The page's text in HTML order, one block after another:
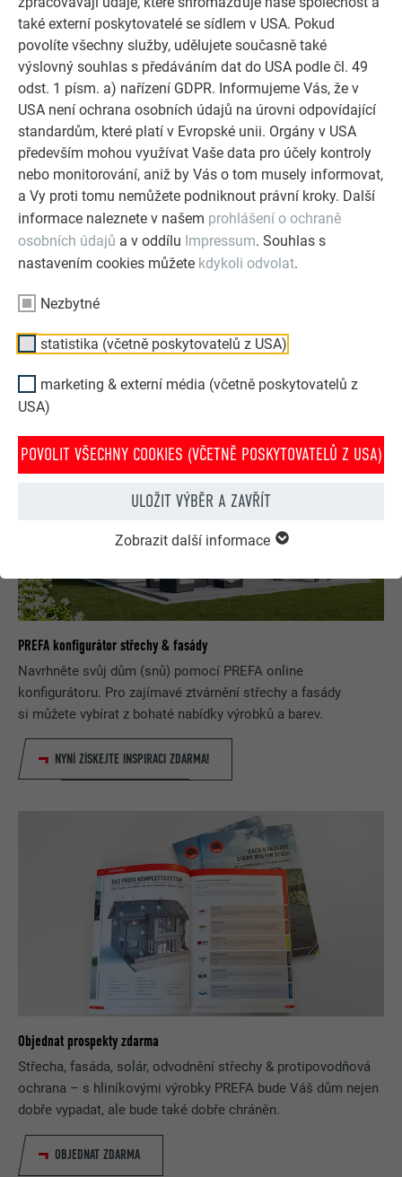
také externí poskytovatelé se sídlem v USA. Pokud
povolíte všechny služby, udělujete současně také
výslovný souhlas s předáváním dat do USA podle čl. 49
odst. 1 písm. a) nařízení GDPR. Informujeme Vás, že v
USA není ochrana osobních údajů na úrovni odpovídající
standardům, které platí v Evropské unii. Orgány v USA
především mohou využívat Vaše data pro účely kontroly
nebo monitorování, aniž by Vás o tom musely informovat,
a Vy proti tomu nemůžete podniknout právní kroky. Další
informace naleznete v našem prohlášení o ochraně
osobních údajů a v oddílu Impressum. Souhlas s
nastavením cookies můžete kdykoli odvolat.
Nezbytné
statistika (včetně poskytovatelů z USA)
marketing & externí média (včetně poskytovatelů z
USA)
POVOLIT VŠECHNY COOKIES (VČETNĚ POSKYTOVATELŮ Z USA)
ULOŽIT VÝBĚR A ZAVŘÍT
Zobrazit další informace
NECHTE SE INSPIROVAT
DALŠÍ OBJEKTY
Referenční galerie PREFA ukazuje, jak všestranné může
být využití hliníku. Objevte další působivé projekty s
odolnými hliníkovými řešeními PREFA pro střechy,
solární systémy a fasády.
PROHLÉDNĚTE SI VÍCE REFERENCÍ
PREFA konfigurátor střechy & fasády
Navrhněte svůj dům (snů) pomocí PREFA online
konfigurátoru. Pro zajímavé ztvárnění střechy a fasády
si můžete vybírat z bohaté nabídky výrobků a barev.
NYNÍ ZÍSKEJTE INSPIRACI ZDARMA!
Objednat prospekty zdarma
Střecha, fasáda, solár, odvodnění střechy & protipovodňová
ochrana – s hliníkovými výrobky PREFA bude Váš dům nejen
dobře vypadat, ale bude také dobře chráněn.
OBJEDNAT ZDARMA